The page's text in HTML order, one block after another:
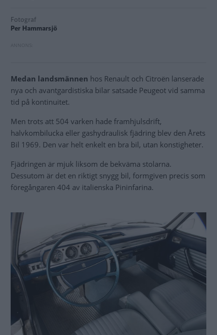
Fotograf
Per Hammarsjö
Medan landsmännen hos Renault och Citroën lanserade
nya och avantgardistiska bilar satsade Peugeot vid samma
tid på kontinuitet.
Men trots att 504 varken hade framhjulsdrift,
halvkombilucka eller gashydraulisk fjädring blev den Årets
Bil 1969. Den var helt enkelt en bra bil, utan konstigheter.
Fjädringen är mjuk liksom de bekväma stolarna.
Dessutom är det en riktigt snygg bil, formgiven precis som
föregångaren 404 av italienska Pininfarina.